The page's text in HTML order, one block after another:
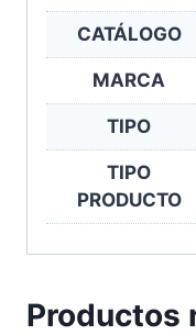
CATÁLOGO
MARCA
TIPO
TIPO
PRODUCTO
Productos